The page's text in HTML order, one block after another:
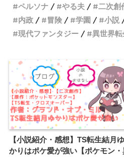
ペルソナ
やる夫 二次創
内政
冒険 学園 小説
現代ファンタジー
異世界
【小説紹介・感想】TS転生結月ゆ
かりはポケ愛が強い【ポケモン・